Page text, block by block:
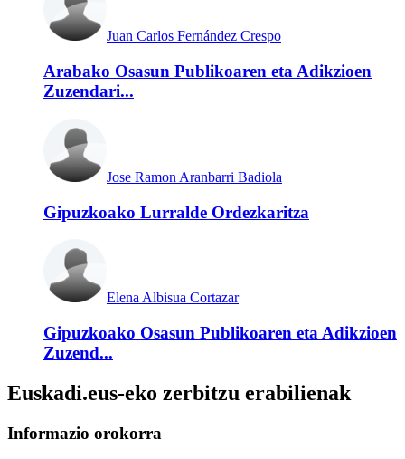
Juan Carlos Fernández Crespo
Arabako Osasun Publikoaren eta Adikzioen
Zuzendari...
Jose Ramon Aranbarri Badiola
Gipuzkoako Lurralde Ordezkaritza
Elena Albisua Cortazar
Gipuzkoako Osasun Publikoaren eta Adikzioen
Zuzend...
Euskadi.eus-eko zerbitzu erabilienak
Informazio orokorra